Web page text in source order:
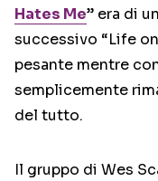
Hates Me” era di
successivo “Life
pesante mentre
semplicemente
del tutto.
Il gruppo di Wes